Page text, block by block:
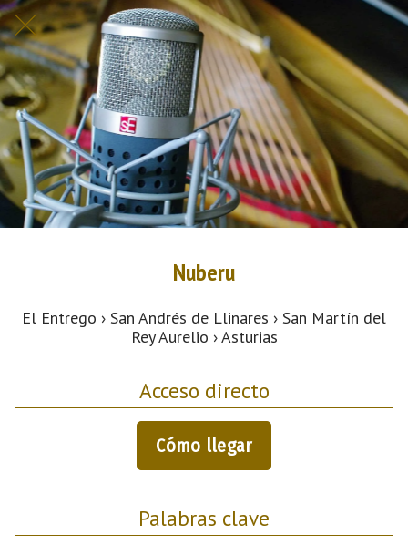
Nuberu
El Entrego › San Andrés de Llinares › San Martín del
Rey Aurelio › Asturias
Acceso directo
Cómo llegar
Palabras clave